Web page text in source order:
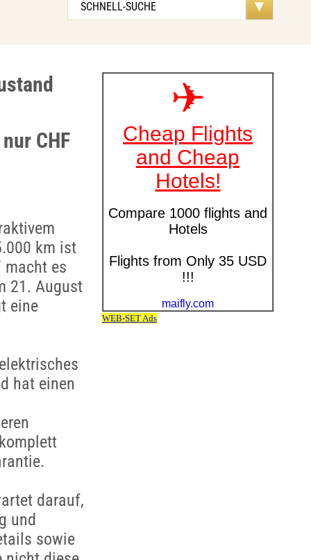
CHF
km ist
macht es
21. August
eine
hat einen
darauf,
und
sowie